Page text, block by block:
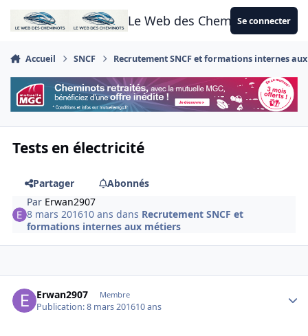
Aller au contenu
Le Web des CheminotsSe connecter
Accueil SNCF Recrutement SNCF et formations internes
Tests en électricité
Partager
Abonnés
Par Erwan2907
8 mars 201610 ans dans Recrutement SNCF et
formations internes aux métiers
Erwan2907 Membre
Publication:8 mars 201610 ans